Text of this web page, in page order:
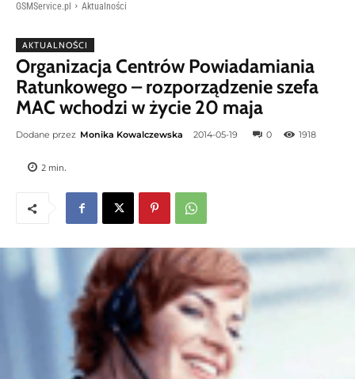
GSMService.pl Aktualności
AKTUALNOŚCI
Organizacja Centrów Powiadamiania
Ratunkowego – rozporządzenie szefa
MAC wchodzi w życie 20 maja
Dodane przez Monika Kowalczewska 2014-05-19 0 1918
2 min.